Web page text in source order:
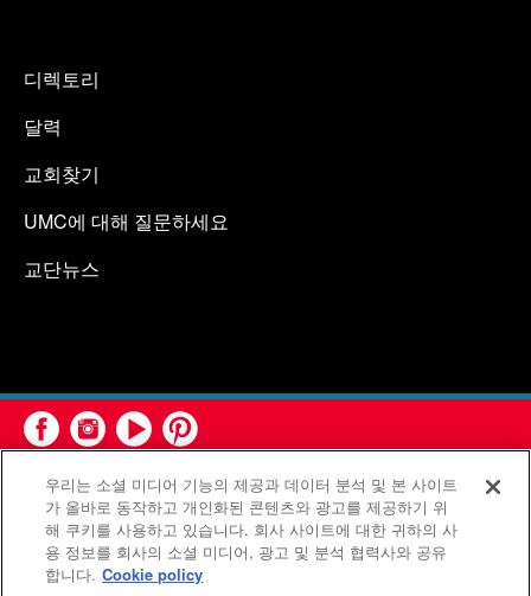
디렉토리
달력
교회찾기
UMC에 대해 질문하세요
교단뉴스
연합감리교회 공보부(United Methodist Communications)는 연
합감리교회의 기관입니다.
우리는 소셜 미디어 기능의 제공과 데이터 분석 및 본 사이트
가 올바로 동작하고 개인화된 콘텐츠와 광고를 제공하기 위
해 쿠키를 사용하고 있습니다. 회사 사이트에 대한 귀하의 사
용 정보를 회사의 소셜 미디어, 광고 및 분석 협력사와 공유
합니다. Cookie policy